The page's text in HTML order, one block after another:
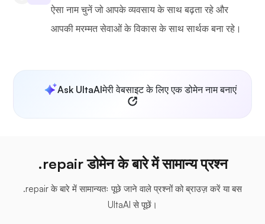
ऐसा नाम चुनें जो आपके व्यवसाय के साथ बढ़ता रहे और
आपकी मरम्मत सेवाओं के विकास के साथ सार्थक बना रहे।
Ask UltaAIमेरी वेबसाइट के लिए एक डोमेन नाम बनाएं
.repair डोमेन के बारे में सामान्य प्रश्न
.repair के बारे में सामान्यतः पूछे जाने वाले प्रश्नों को ब्राउज़ करें या बस
UltaAI से पूछें।